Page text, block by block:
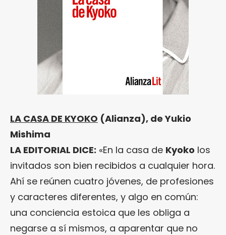
LA CASA DE KYOKO (Alianza), de Yukio
Mishima
LA EDITORIAL DICE: «En la casa de Kyoko los
invitados son bien recibidos a cualquier hora.
Ahí se reúnen cuatro jóvenes, de profesiones
y caracteres diferentes, y algo en común:
una conciencia estoica que les obliga a
negarse a sí mismos, a aparentar que no